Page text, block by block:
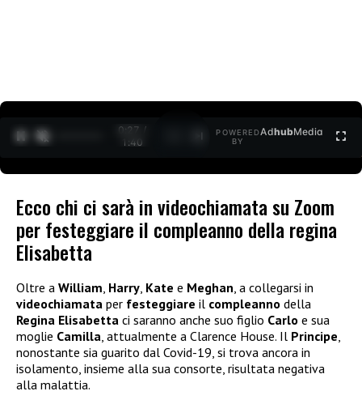
0:27 /
1:40
POWERED
BY
AdhubMedia
Ecco chi ci sarà in videochiamata su Zoom
per festeggiare il compleanno della regina
Elisabetta
Oltre a William, Harry, Kate e Meghan, a collegarsi in
videochiamata per festeggiare il compleanno della
Regina Elisabetta ci saranno anche suo figlio Carlo e sua
moglie Camilla, attualmente a Clarence House. Il Principe,
nonostante sia guarito dal Covid-19, si trova ancora in
isolamento, insieme alla sua consorte, risultata negativa
alla malattia.